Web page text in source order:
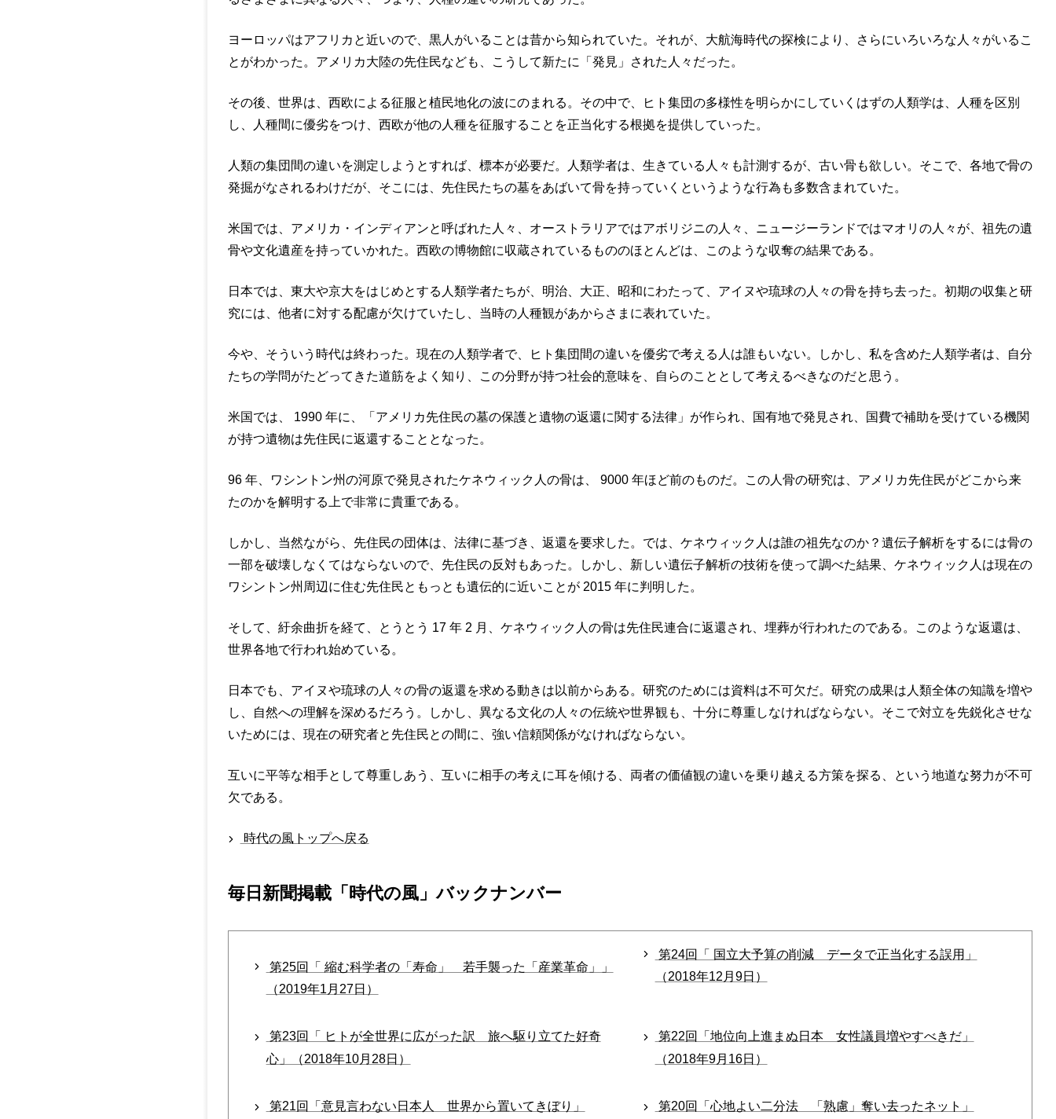
ヨーロッパはアフリカと近いので、黒人がいることは昔から知られていた。それが、大航海時代の探検により、さらにいろいろな人々がいるこ
とがわかった。アメリカ大陸の先住民なども、こうして新たに「発見」された人々だった。
その後、世界は、西欧による征服と植民地化の波にのまれる。その中で、ヒト集団の多様性を明らかにしていくはずの人類学は、人種を区別
し、人種間に優劣をつけ、西欧が他の人種を征服することを正当化する根拠を提供していった。
人類の集団間の違いを測定しようとすれば、標本が必要だ。人類学者は、生きている人々も計測するが、古い骨も欲しい。そこで、各地で骨の
発掘がなされるわけだが、そこには、先住民たちの墓をあばいて骨を持っていくというような行為も多数含まれていた。
米国では、アメリカ・インディアンと呼ばれた人々、オーストラリアではアボリジニの人々、ニュージーランドではマオリの人々が、祖先の遺
骨や文化遺産を持っていかれた。西欧の博物館に収蔵されているもののほとんどは、このような収奪の結果である。
日本では、東大や京大をはじめとする人類学者たちが、明治、大正、昭和にわたって、アイヌや琉球の人々の骨を持ち去った。初期の収集と研
究には、他者に対する配慮が欠けていたし、当時の人種観があからさまに表れていた。
今や、そういう時代は終わった。現在の人類学者で、ヒト集団間の違いを優劣で考える人は誰もいない。しかし、私を含めた人類学者は、自分
たちの学問がたどってきた道筋をよく知り、この分野が持つ社会的意味を、自らのこととして考えるべきなのだと思う。
米国では、 1990 年に、「アメリカ先住民の墓の保護と遺物の返還に関する法律」が作られ、国有地で発見され、国費で補助を受けている機関
が持つ遺物は先住民に返還することとなった。
96 年、ワシントン州の河原で発見されたケネウィック人の骨は、 9000 年ほど前のものだ。この人骨の研究は、アメリカ先住民がどこから来
たのかを解明する上で非常に貴重である。
しかし、当然ながら、先住民の団体は、法律に基づき、返還を要求した。では、ケネウィック人は誰の祖先なのか？遺伝子解析をするには骨の
一部を破壊しなくてはならないので、先住民の反対もあった。しかし、新しい遺伝子解析の技術を使って調べた結果、ケネウィック人は現在の
ワシントン州周辺に住む先住民ともっとも遺伝的に近いことが 2015 年に判明した。
そして、紆余曲折を経て、とうとう 17 年 2 月、ケネウィック人の骨は先住民連合に返還され、埋葬が行われたのである。このような返還は、
世界各地で行われ始めている。
日本でも、アイヌや琉球の人々の骨の返還を求める動きは以前からある。研究のためには資料は不可欠だ。研究の成果は人類全体の知識を増や
し、自然への理解を深めるだろう。しかし、異なる文化の人々の伝統や世界観も、十分に尊重しなければならない。そこで対立を先鋭化させな
いためには、現在の研究者と先住民との間に、強い信頼関係がなければならない。
互いに平等な相手として尊重しあう、互いに相手の考えに耳を傾ける、両者の価値観の違いを乗り越える方策を探る、という地道な努力が不可
欠である。
時代の風トップへ戻る
毎日新聞掲載「時代の風」バックナンバー
第25回「 縮む科学者の「寿命」 若手襲った「産業革命」」
（2019年1月27日）
第24回「 国立大予算の削減 データで正当化する誤用」
（2018年12月9日）
第23回「 ヒトが全世界に広がった訳 旅へ駆り立てた好奇
心」（2018年10月28日）
第22回「地位向上進まぬ日本 女性議員増やすべきだ」
（2018年9月16日）
第21回「意見言わない日本人 世界から置いてきぼり」
第20回「心地よい二分法 「熟慮」奪い去ったネット」